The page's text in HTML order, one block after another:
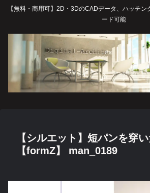
【無料・商用可】2D・3DのCADデータ、ハッチン
ード可能
【シルエット】短パンを穿
【formZ】 man_0189